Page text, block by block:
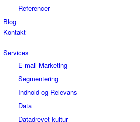
Referencer
Blog
Kontakt
Services
E-mail Marketing
Segmentering
Indhold og Relevans
Data
Datadrevet kultur